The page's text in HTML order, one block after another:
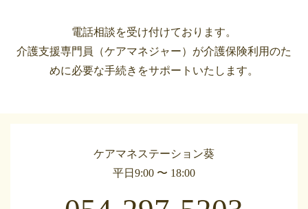
電話相談を受け付けております。
介護支援専門員（ケアマネジャー）が介護保険利用のた
めに必要な手続きをサポートいたします。
ケアマネステーション葵
平日9:00 〜 18:00